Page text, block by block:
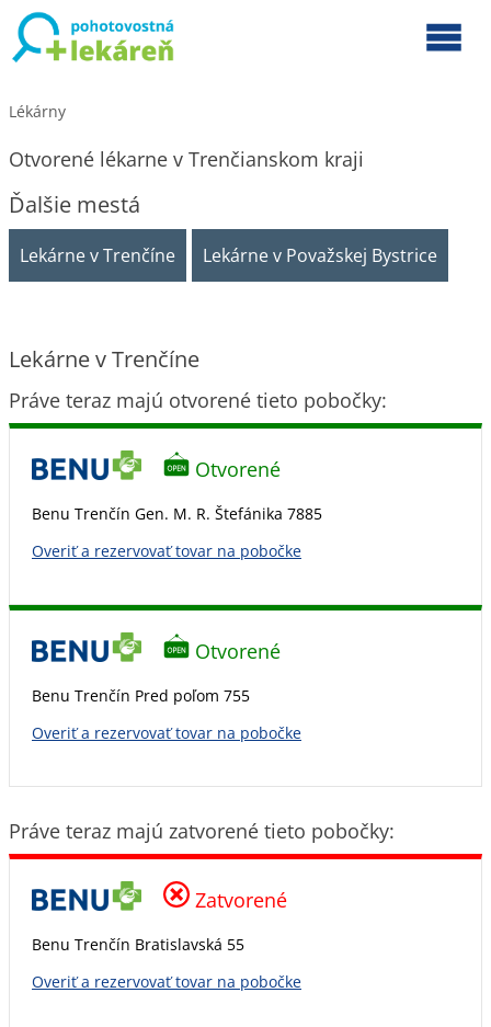
Lékárny
Otvorené lékarne v Trenčianskom kraji
Ďalšie mestá
Lekárne v Trenčíne Lekárne v Považskej Bystrice
Lekárne v Trenčíne
Práve teraz majú otvorené tieto pobočky:
Otvorené
Benu Trenčín Gen. M. R. Štefánika 7885
Overiť a rezervovať tovar na pobočke
Otvorené
Benu Trenčín Pred poľom 755
Overiť a rezervovať tovar na pobočke
Práve teraz majú zatvorené tieto pobočky:
Zatvorené
Benu Trenčín Bratislavská 55
Overiť a rezervovať tovar na pobočke